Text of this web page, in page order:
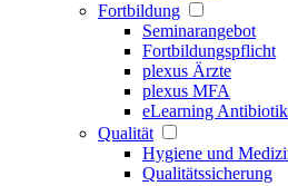
Fortbildung
Seminarangebot
Fortbildungspflicht
plexus Ärzte
plexus MFA
eLearning
Qualität
Hygiene und
Qualitätssicherung